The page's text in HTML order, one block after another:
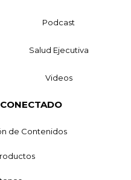
Podcast
Salud Ejecutiva
Videos
de Contenidos